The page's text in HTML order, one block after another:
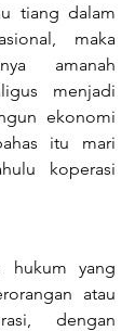
tiang dalam
maka
amanah
menjadi
ekonomi
itu mari
koperasi
hukum yang
atau
dengan